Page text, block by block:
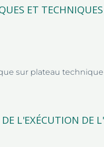
ET TECHNIQUES
sur plateau technique
L'EXÉCUTION DE